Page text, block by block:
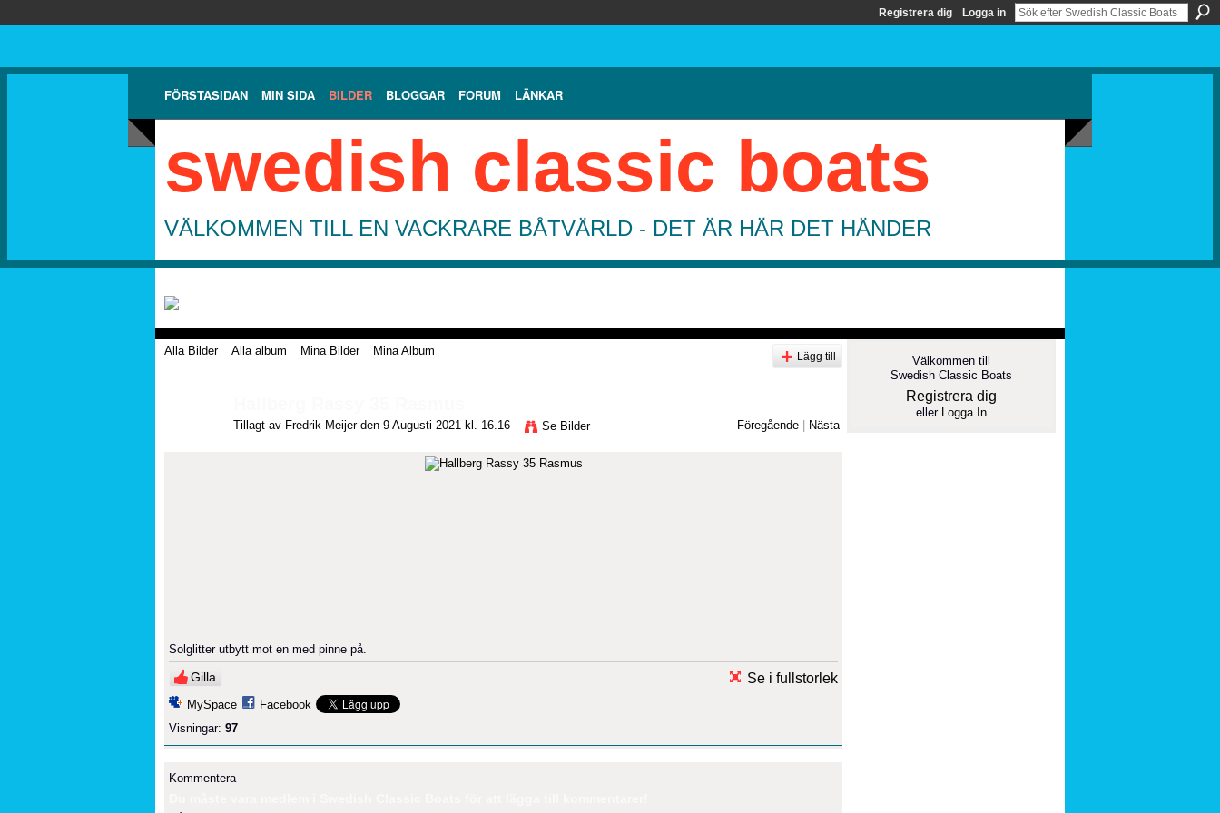
Registrera dig Logga in
FÖRSTASIDAN MIN SIDA BILDER BLOGGAR FORUM LÄNKAR
swedish classic boats
VÄLKOMMEN TILL EN VACKRARE BÅTVÄRLD - DET ÄR HÄR DET HÄNDER
Alla Bilder Alla album Mina Bilder Mina Album Lägg till
Tillagt av Fredrik Meijerden 9 Augusti 2021 kl. 16.16 Se Bilder Föregående Nästa
Solglitter utbytt mot en med pinne på.
Gilla
MySpace
Facebook
Visningar: 97
Se i fullstorlek
Kommentera
Välkommen till
Swedish Classic Boats
Registrera dig
eller Logga In